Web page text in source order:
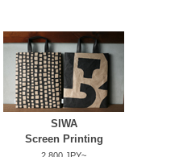
SIWA
Screen Printing